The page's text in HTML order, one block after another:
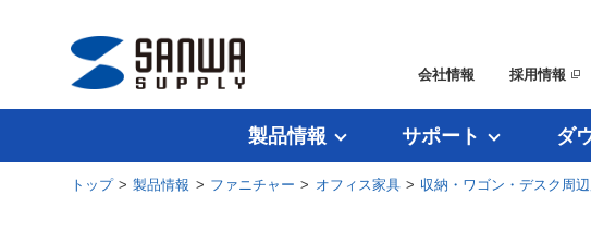
会社情報 採用情報
製品情報 サポート ダ
トップ>製品情報 > ファニチャー > オフィス家具> 収納・ワゴン・デスク周